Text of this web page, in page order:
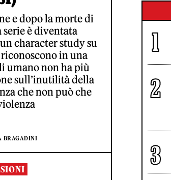
e dopo la morte di
è diventata
character study su
in una
umano non ha più
sull’inutilità della
che non può che
BRAGADINI